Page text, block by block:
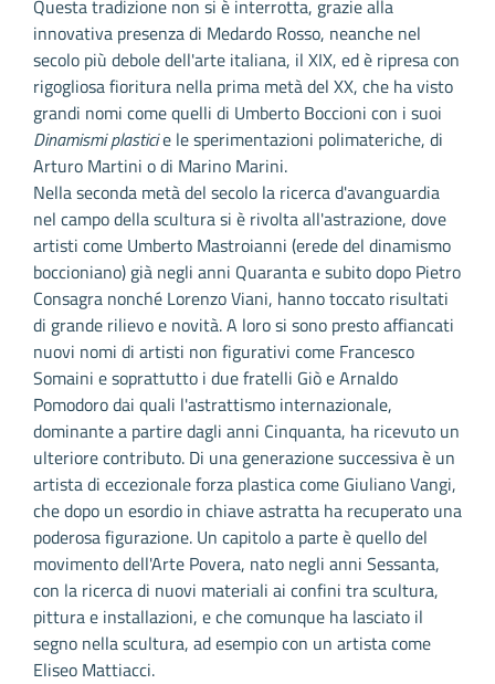
Questa tradizione non si è interrotta, grazie alla
innovativa presenza di Medardo Rosso, neanche nel
secolo più debole dell'arte italiana, il XIX, ed è ripresa con
rigogliosa fioritura nella prima metà del XX, che ha visto
grandi nomi come quelli di Umberto Boccioni con i suoi
Dinamismi plasticie le sperimentazioni polimateriche, di
Arturo Martini o di Marino Marini.
Nella seconda metà del secolo la ricerca d'avanguardia
nel campo della scultura si è rivolta all'astrazione, dove
artisti come Umberto Mastroianni (erede del dinamismo
boccioniano) già negli anni Quaranta e subito dopo Pietro
Consagra nonché Lorenzo Viani, hanno toccato risultati
di grande rilievo e novità. A loro si sono presto affiancati
nuovi nomi di artisti non figurativi come Francesco
Somaini e soprattutto i due fratelli Giò e Arnaldo
Pomodoro dai quali l'astrattismo internazionale,
dominante a partire dagli anni Cinquanta, ha ricevuto un
ulteriore contributo. Di una generazione successiva è un
artista di eccezionale forza plastica come Giuliano Vangi,
che dopo un esordio in chiave astratta ha recuperato una
poderosa figurazione. Un capitolo a parte è quello del
movimento dell'Arte Povera, nato negli anni Sessanta,
con la ricerca di nuovi materiali ai confini tra scultura,
pittura e installazioni, e che comunque ha lasciato il
segno nella scultura, ad esempio con un artista come
Eliseo Mattiacci.